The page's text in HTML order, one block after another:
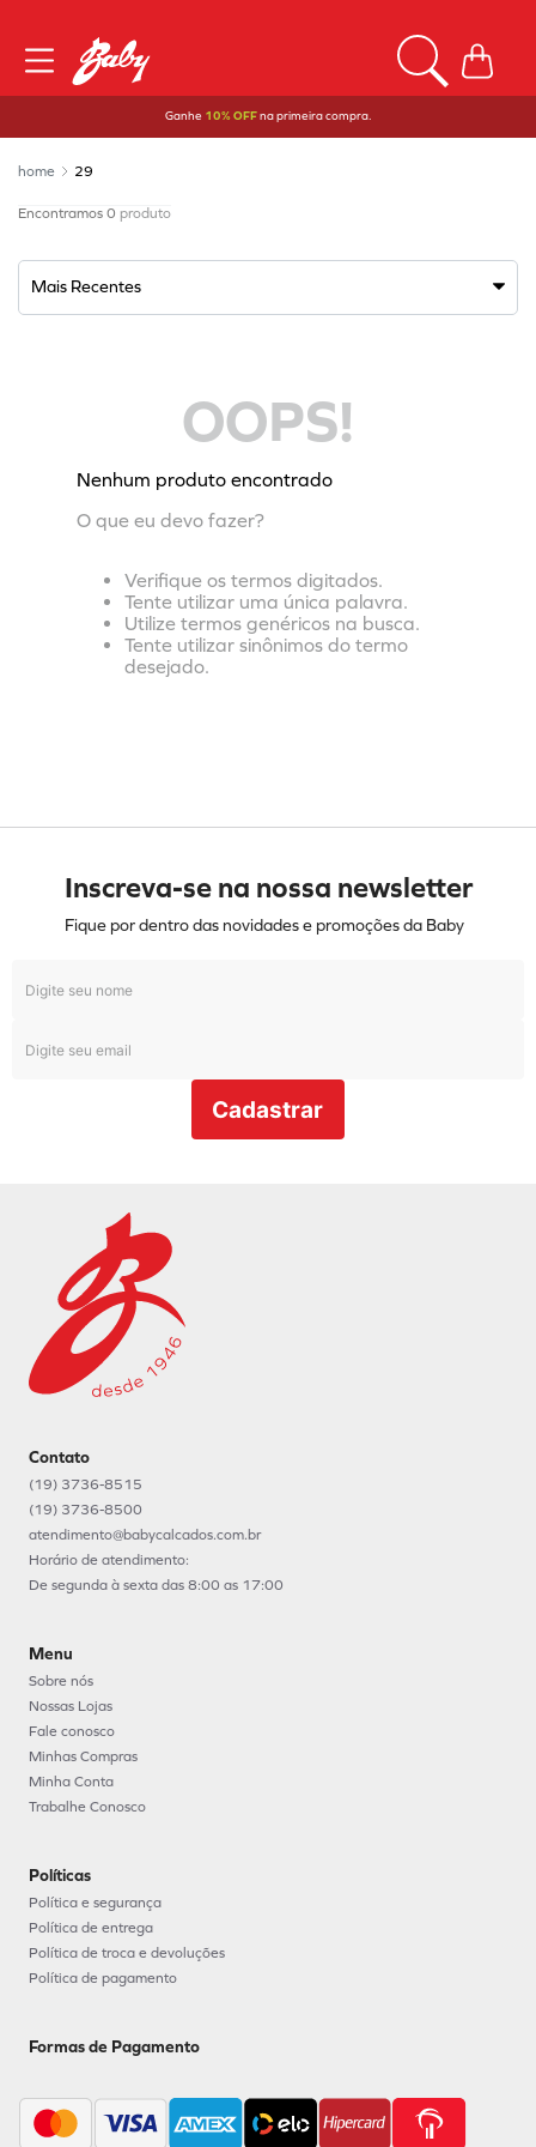
Ganhe 10% OFFna primeira compra.
29
0 produto
Mais Recentes
OOPS!
Nenhum produto encontrado
O que eu devo fazer?
Verifique os termos digitados.
Tente utilizar uma única palavra.
Utilize termos genéricos na busca.
Tente utilizar sinônimos do termo
desejado.
Inscreva-se na nossa newsletter
Fique por dentro das novidades e promoções da Baby
Cadastrar
Contato
(19) 3736-8515
(19) 3736-8500
atendimento@babycalcados.com.br
Horário de atendimento:
De segunda à sexta das 8:00 as 17:00
Menu
Sobre nós
Nossas Lojas
Fale conosco
Minhas Compras
Minha Conta
Trabalhe Conosco
Políticas
Política e segurança
Política de entrega
Política de troca e devoluções
Política de pagamento
Formas de Pagamento